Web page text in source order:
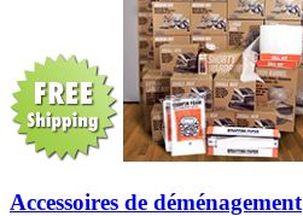
Accessoires de déménagement